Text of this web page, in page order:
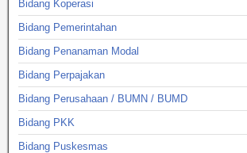
Bidang Koperasi
Bidang Pemerintahan
Bidang Penanaman Modal
Bidang Perpajakan
Bidang Perusahaan / BUMN / BUMD
Bidang PKK
Bidang Puskesmas